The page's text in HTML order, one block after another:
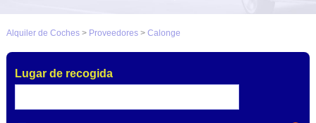
Alquiler de Coches> Proveedores> Calonge
Lugar de recogida